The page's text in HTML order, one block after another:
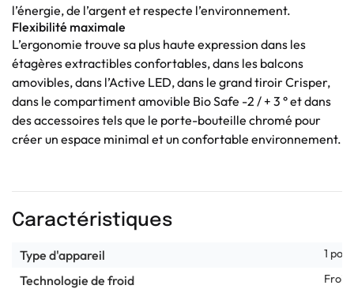
l’énergie, de l’argent et respecte l’environnement.
Flexibilité maximale
L’ergonomie trouve sa plus haute expression dans les
étagères extractibles confortables, dans les balcons
amovibles, dans l’Active LED, dans le grand tiroir Crisper,
dans le compartiment amovible Bio Safe -2 / + 3 ° et dans
des accessoires tels que le porte-bouteille chromé pour
créer un espace minimal et un confortable environnement.
Caractéristiques
Type d'appareil 1
Technologie de froid Froid